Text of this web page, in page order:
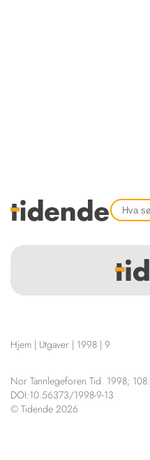
Tidligere utgaver
HENVISNINGER
KURSKALENDER
STILLINGER
KJØP & SALG
Hjem | Utgaver | 1998 | 9
Nor Tannlegeforen Tid. 1998; 108:
DOI:10.56373/1998-9-13
© Tidende 2026